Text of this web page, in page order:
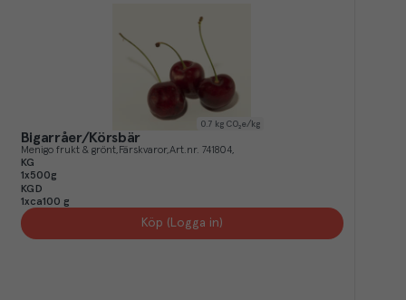
0.7 kg CO₂e/kg
Bigarråer/Körsbär
Menigo frukt & grönt Färskvaror Art.nr. 741804
KG
1x500g
KGD
1xca100 g
Köp (Logga in)